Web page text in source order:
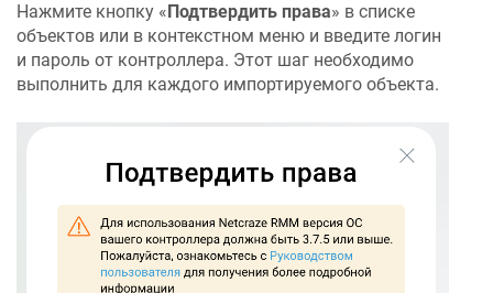
Нажмите кнопку « Подтвердить права» в списке
объектов или в контекстном меню и введите логин
и пароль от контроллера. Этот шаг необходимо
выполнить для каждого импортируемого объекта.